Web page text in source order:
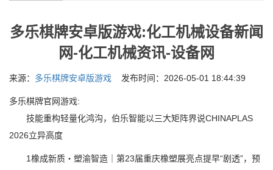
多乐棋牌安卓版游戏:化工机械设备新闻
网-化工机械资讯-设备网
来源： 多乐棋牌安卓版游戏 发布时间：2026-05-01 18:44:39
多乐棋牌官网游戏:
技能重构轻量化鸿沟，伯乐智能以三大矩阵界说CHINAPLAS
2026立异高度
1橡成新质・塑渝智造｜第23届重庆橡塑展亮点提早“剧透”，预